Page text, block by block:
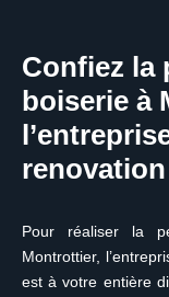
Confiez la
boiserie à
Pour réaliser la
Montrottier,
est à votre entière